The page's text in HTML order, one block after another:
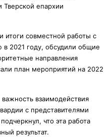
Тверской епархии
итоги совместной работы с
в 2021 году, обсудили общие
направления
план мероприятий на 2022
взаимодействия
с представителями
что эта работа
результат.